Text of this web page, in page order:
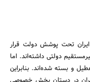
تحت پوشش دولت قرار
دولتی داشته‌اند. اما
و بسته شده‌اند. بنابراین